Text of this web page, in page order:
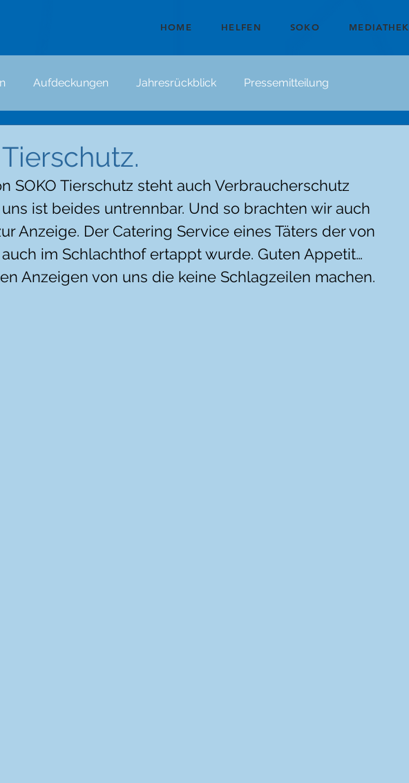
HOME HELFEN SOKO MEDIATHEK
Aufdeckungen Jahresrückblick Pressemitteilung
SOKO Tierschutz steht auch Verbraucherschutz
ist beides untrennbar. Und so brachten wir auch
Anzeige. Der Catering Service eines Täters der von
auch im Schlachthof ertappt wurde. Guten Appetit…
Anzeigen von uns die keine Schlagzeilen machen.